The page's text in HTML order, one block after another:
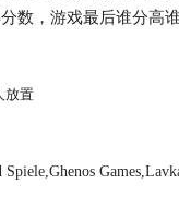
数，游戏最后谁分高
放置